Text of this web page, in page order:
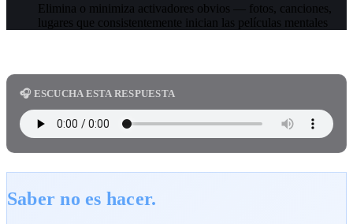
Elimina o minimiza activadores obvios — fotos, canciones,
lugares que consistentemente inician las películas mentales
🎧 ESCUCHA ESTA RESPUESTA
Saber no es hacer.